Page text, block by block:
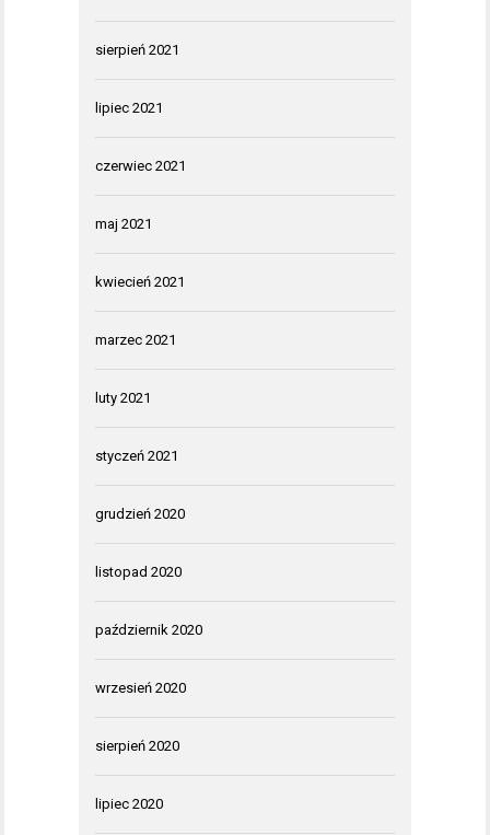
sierpień 2021
lipiec 2021
czerwiec 2021
maj 2021
kwiecień 2021
marzec 2021
luty 2021
styczeń 2021
grudzień 2020
listopad 2020
październik 2020
wrzesień 2020
sierpień 2020
lipiec 2020